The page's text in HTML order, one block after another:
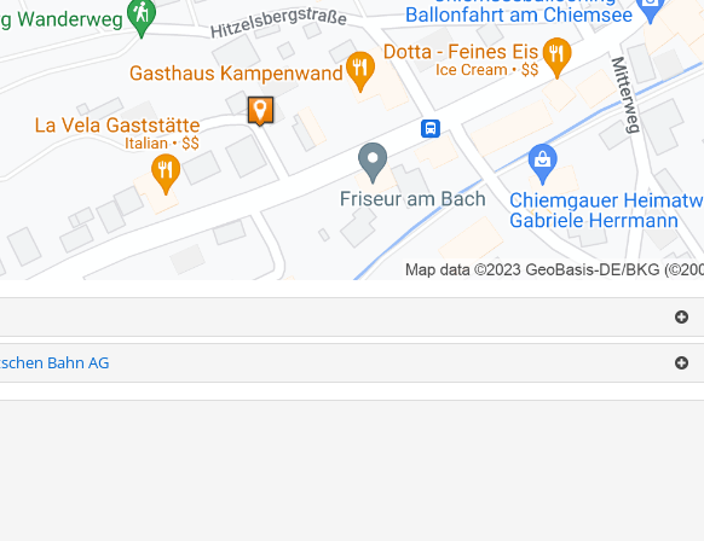
Fotografien und spannende Hintergrundinformationen geben Einblicke in die Entstehung
bis zum 11. September während der regulären Öffnungszeiten des Rathauses kostenlos
Bahn AG